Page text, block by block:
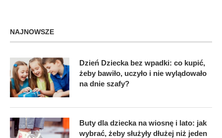
NAJNOWSZE
Dzień Dziecka bez wpadki: co kupić,
żeby bawiło, uczyło i nie wylądowało
na dnie szafy?
Buty dla dziecka na wiosnę i lato: jak
wybrać, żeby służyły dłużej niż jeden